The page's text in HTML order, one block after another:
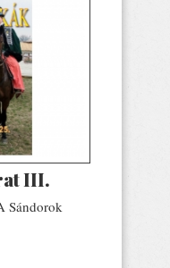
III.
Sándorok